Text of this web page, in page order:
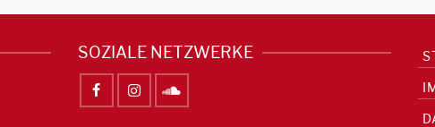
SOZIALE NETZWERKE